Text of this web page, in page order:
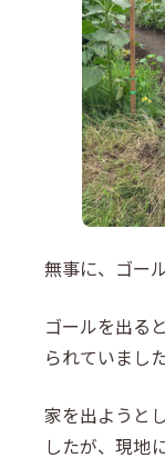
無事に、ゴー
ゴールを出る
られていまし
家を出ようと
したが、現地